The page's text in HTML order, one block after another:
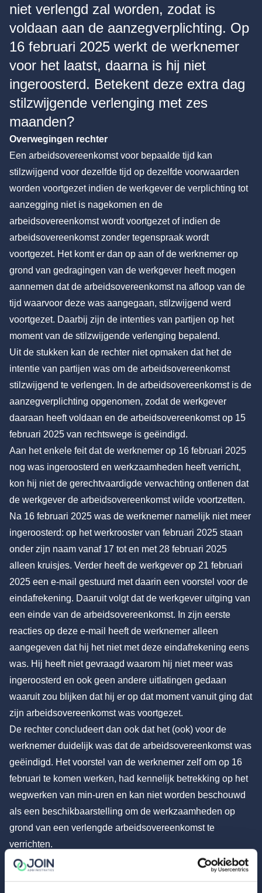
niet verlengd zal worden, zodat is
voldaan aan de aanzegverplichting. Op
16 februari 2025 werkt de werknemer
voor het laatst, daarna is hij niet
ingeroosterd. Betekent deze extra dag
stilzwijgende verlenging met zes
maanden?
Overwegingen rechter
Een arbeidsovereenkomst voor bepaalde tijd kan
stilzwijgend voor dezelfde tijd op dezelfde voorwaarden
worden voortgezet indien de werkgever de verplichting tot
aanzegging niet is nagekomen en de
arbeidsovereenkomst wordt voortgezet of indien de
arbeidsovereenkomst zonder tegenspraak wordt
voortgezet. Het komt er dan op aan of de werknemer op
grond van gedragingen van de werkgever heeft mogen
aannemen dat de arbeidsovereenkomst na afloop van de
tijd waarvoor deze was aangegaan, stilzwijgend werd
voortgezet. Daarbij zijn de intenties van partijen op het
moment van de stilzwijgende verlenging bepalend.
Uit de stukken kan de rechter niet opmaken dat het de
intentie van partijen was om de arbeidsovereenkomst
stilzwijgend te verlengen. In de arbeidsovereenkomst is de
aanzegverplichting opgenomen, zodat de werkgever
daaraan heeft voldaan en de arbeidsovereenkomst op 15
februari 2025 van rechtswege is geëindigd.
Aan het enkele feit dat de werknemer op 16 februari 2025
nog was ingeroosterd en werkzaamheden heeft verricht,
kon hij niet de gerechtvaardigde verwachting ontlenen dat
de werkgever de arbeidsovereenkomst wilde voortzetten.
Na 16 februari 2025 was de werknemer namelijk niet meer
ingeroosterd: op het werkrooster van februari 2025 staan
onder zijn naam vanaf 17 tot en met 28 februari 2025
alleen kruisjes. Verder heeft de werkgever op 21 februari
2025 een e-mail gestuurd met daarin een voorstel voor de
eindafrekening. Daaruit volgt dat de werkgever uitging van
een einde van de arbeidsovereenkomst. In zijn eerste
reacties op deze e-mail heeft de werknemer alleen
aangegeven dat hij het niet met deze eindafrekening eens
was. Hij heeft niet gevraagd waarom hij niet meer was
ingeroosterd en ook geen andere uitlatingen gedaan
waaruit zou blijken dat hij er op dat moment vanuit ging dat
zijn arbeidsovereenkomst was voortgezet.
De rechter concludeert dan ook dat het (ook) voor de
werknemer duidelijk was dat de arbeidsovereenkomst was
geëindigd. Het voorstel van de werknemer zelf om op 16
februari te komen werken, had kennelijk betrekking op het
wegwerken van min-uren en kan niet worden beschouwd
als een beschikbaarstelling om de werkzaamheden op
grond van een verlengde arbeidsovereenkomst te
verrichten.
De conclusie is dat de arbeidsovereenkomst op 15 februari